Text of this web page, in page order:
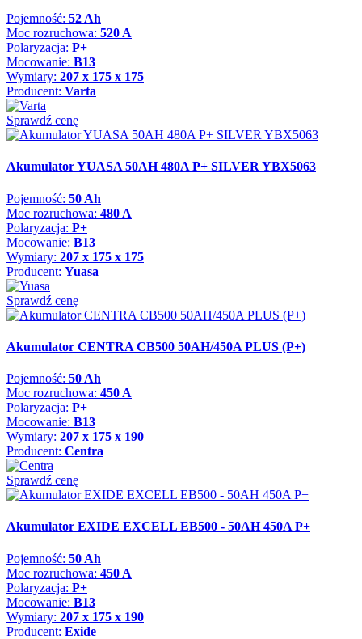
Pojemność: 52 Ah
Moc rozruchowa: 520 A
Polaryzacja: P+
Mocowanie: B13
Wymiary: 207 x 175 x 175
Producent: Varta
Sprawdź cenę
Akumulator YUASA 50AH 480A P+ SILVER YBX5063
Pojemność: 50 Ah
Moc rozruchowa: 480 A
Polaryzacja: P+
Mocowanie: B13
Wymiary: 207 x 175 x 175
Producent: Yuasa
Sprawdź cenę
Akumulator CENTRA CB500 50AH/450A PLUS (P+)
Pojemność: 50 Ah
Moc rozruchowa: 450 A
Polaryzacja: P+
Mocowanie: B13
Wymiary: 207 x 175 x 190
Producent: Centra
Sprawdź cenę
Akumulator EXIDE EXCELL EB500 - 50AH 450A P+
Pojemność: 50 Ah
Moc rozruchowa: 450 A
Polaryzacja: P+
Mocowanie: B13
Wymiary: 207 x 175 x 190
Producent: Exide